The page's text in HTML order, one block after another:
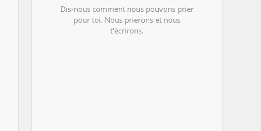
Dis-nous comment nous pouvons prier
pour toi. Nous prierons et nous
t'écrirons.